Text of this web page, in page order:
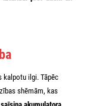
kalpotu ilgi. Tāpēc
shēmām, kas